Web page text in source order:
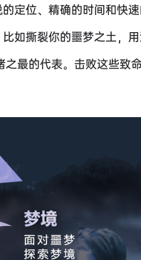
定位、精确的时间和快
如撕裂你的噩梦之土，
最的代表。击败这些致